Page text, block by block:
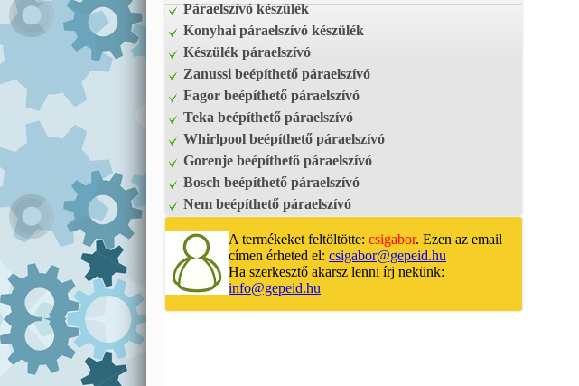
Páraelszívó készülék
Konyhai páraelszívó készülék
Készülék páraelszívó
Zanussi beépíthető páraelszívó
Fagor beépíthető páraelszívó
Teka beépíthető páraelszívó
Whirlpool beépíthető páraelszívó
Gorenje beépíthető páraelszívó
Bosch beépíthető páraelszívó
Nem beépíthető páraelszívó
A termékeket feltöltötte: csigabor. Ezen az email
címen érheted el: csigabor@gepeid.hu
Ha szerkesztő akarsz lenni írj nekünk:
info@gepeid.hu